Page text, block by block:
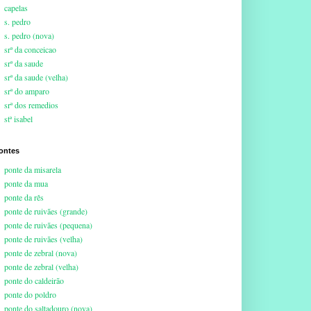
capelas
s. pedro
s. pedro (nova)
srª da conceicao
srª da saude
srª da saude (velha)
srª do amparo
srª dos remedios
stª isabel
ponte da misarela
ponte da mua
ponte da rês
ponte de ruivães (grande)
ponte de ruivães (pequena)
ponte de ruivães (velha)
ponte de zebral (nova)
ponte de zebral (velha)
ponte do caldeirão
ponte do poldro
ponte do saltadouro (nova)